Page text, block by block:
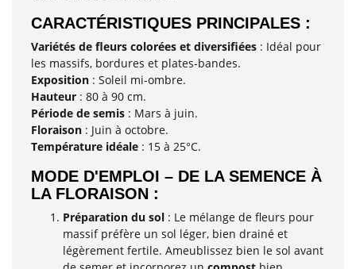
CARACTÉRISTIQUES PRINCIPALES :
Variétés de fleurs colorées et diversifiées : Idéal pour
les massifs, bordures et plates-bandes.
Exposition : Soleil mi-ombre.
Hauteur : 80 à 90 cm.
Période de semis : Mars à juin.
Floraison : Juin à octobre.
Température idéale : 15 à 25°C.
MODE D'EMPLOI – DE LA SEMENCE À
LA FLORAISON :
Préparation du sol : Le mélange de fleurs pour
massif préfère un sol léger, bien drainé et
légèrement fertile. Ameublissez bien le sol avant